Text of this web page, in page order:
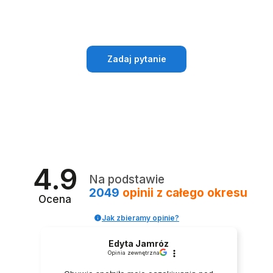
Zadaj pytanie
4.9
Ocena
Na podstawie
2049 opinii z całego okresu
Jak zbieramy opinie?
Edyta Jamróz
Opinia zewnętrzna